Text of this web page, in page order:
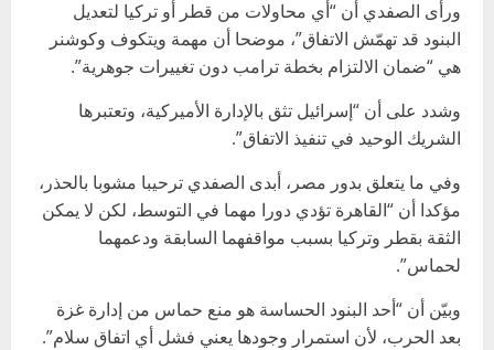
ورأى الصفدي أن “أي محاولات من قطر أو تركيا لتعديل
البنود قد تهمّش الاتفاق”، موضحا أن مهمة ويتكوف وكوشنر
هي “ضمان الالتزام بخطة ترامب دون تغييرات جوهرية”.
وشدد على أن “إسرائيل تثق بالإدارة الأميركية، وتعتبرها
الشريك الوحيد في تنفيذ الاتفاق”.
وفي ما يتعلق بدور مصر، أبدى الصفدي ترحيبا مشوبا بالحذر،
مؤكدا أن “القاهرة تؤدي دورا مهما في التوسط، لكن لا يمكن
الثقة بقطر وتركيا بسبب مواقفهما السابقة ودعمهما
لحماس”.
وبيّن أن “أحد البنود الحساسة هو منع حماس من إدارة غزة
بعد الحرب، لأن استمرار وجودها يعني فشل أي اتفاق سلام”.